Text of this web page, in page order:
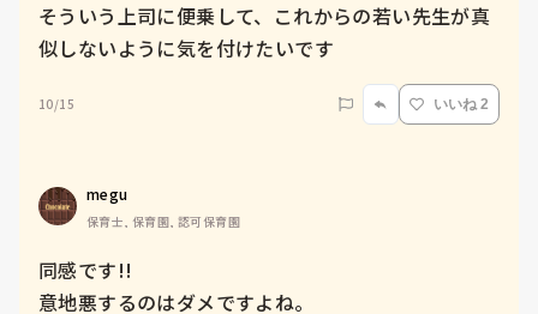
そういう上司に便乗して、これからの若い先生が真
似しないように気を付けたいです
10/15 いいね 2
megu
保育士, 保育園, 認可保育園
同感です!!
意地悪するのはダメですよね。